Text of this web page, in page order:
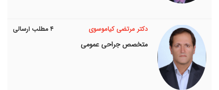
دکتر مرتضی کیاموسوی ۴ مطلب ارسالی
متخصص جراحی عمومی